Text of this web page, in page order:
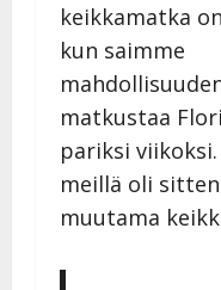
keikkamatka
kun saimme
matkustaa
pariksi viikoksi.
meillä oli sitten
muutama